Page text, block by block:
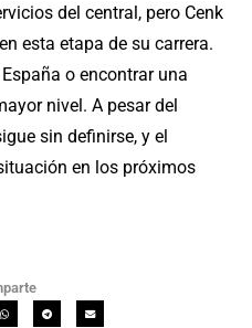
del central, pero Cenk
esta etapa de su carrera.
o encontrar una
nivel. A pesar del
sin definirse, y el
en los próximos